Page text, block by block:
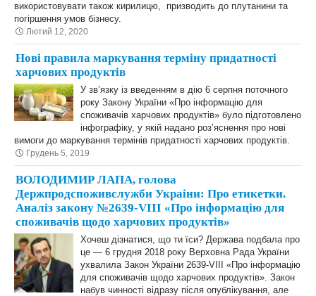
використовувати також кирилицю, призводить до плутанини та
погіршення умов бізнесу.
Лютий 12, 2020
Нові правила маркування терміну придатності
харчових продуктів
У зв’язку із введенням в дію 6 серпня поточного
року Закону України «Про інформацію для
споживачів харчових продуктів» було підготовлено
інфографіку, у якій надано роз’яснення про нові
вимоги до маркування термінів придатності харчових продуктів.
Грудень 5, 2019
ВОЛОДИМИР ЛАПА, голова
Держпродспоживслужби Украіни: Про етикетки.
Аналіз закону №2639-VIII «Про інформацію для
споживачів щодо харчових продуктів»
Хочеш дізнатися, що ти їси? Держава подбала про
це — 6 грудня 2018 року Верховна Рада України
ухвалила Закон України 2639-VIII «Про інформацію
для споживачів щодо харчових продуктів». Закон
набув чинності відразу після опублікування, але